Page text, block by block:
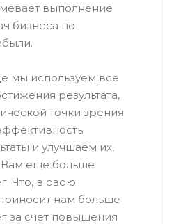
выполнение
бизнеса по
мы используем все
результата,
точки зрения
и улучшаем их,
Вам ещё больше
Что, в свою
нам больше
за счет повышения